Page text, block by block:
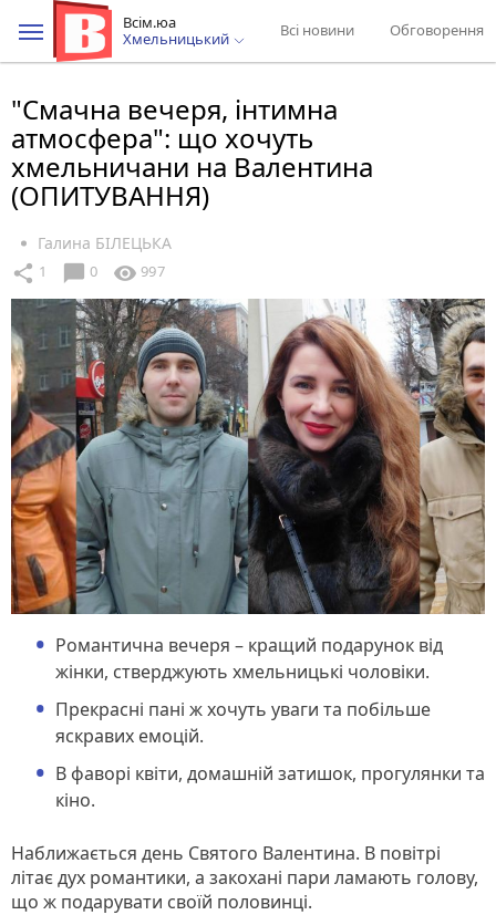
Всім.юа
Хмельницький
Всі новини Обговорення
"Смачна вечеря, інтимна
атмосфера": що хочуть
хмельничани на Валентина
(ОПИТУВАННЯ)
Галина БІЛЕЦЬКА
share 1 chat_bubble 0 visibility 997
Романтична вечеря – кращий подарунок від
жінки, стверджують хмельницькі чоловіки.
Прекрасні пані ж хочуть уваги та побільше
яскравих емоцій.
В фаворі квіти, домашній затишок, прогулянки та
кіно.
Наближається день Святого Валентина. В повітрі
літає дух романтики, а закохані пари ламають голову,
що ж подарувати своїй половинці.